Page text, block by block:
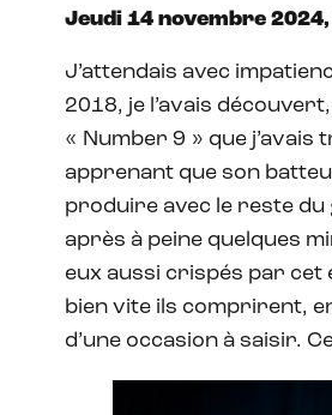
Jeudi 14 novembre
J’attendais avec
2018, je l’avais
« Number 9 » que j’avais
apprenant que son
produire avec le reste
après à peine quelques
eux aussi crispés par cet
bien vite ils comprirent,
d’une occasion à saisir.